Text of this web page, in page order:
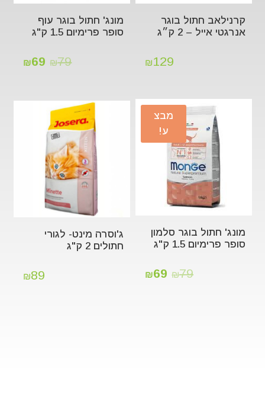
קרנילאב חתול בוגר
אנרגטי אייל – 2 ק״ג
₪129
מונג' חתול בוגר עוף
סופר פרימיום 1.5 ק"ג
₪79
₪69
מבצ
ע!
מונג' חתול בוגר סלמון
סופר פרימיום 1.5 ק"ג
₪79
₪69
ג'וסרה מינט- לגורי
חתולים 2 ק"ג
₪89